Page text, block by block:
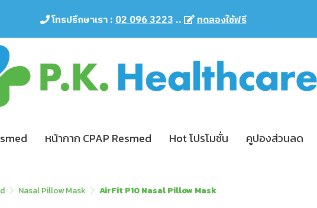
โทรปรึกษาเรา :02 096 3223.. ทดลองใช้ฟรี
หน้ากาก CPAP Resmed Hot โปรโมชั่น คูปองส่วนลด
Nasal Pillow Mask AirFit P10 Nasal Pillow Mask